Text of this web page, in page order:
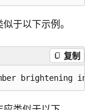
于以下示例。
复制